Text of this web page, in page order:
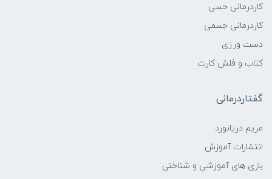
کاردرمانی حسی
کاردرمانی جسمی
دست ورزی
کتاب و فلش کارت
گفتاردرمانی
مریم دریانورد
انتشارات آموزش
بازی های آموزشی و شناختی